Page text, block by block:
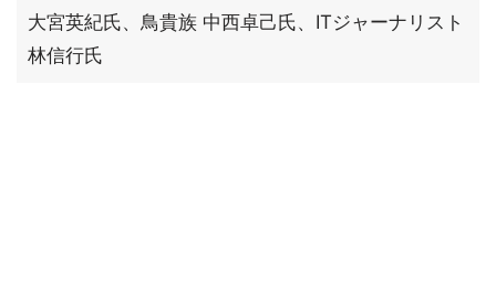
大宮英紀氏、鳥貴族 中西卓己氏、ITジャーナリスト
林信行氏